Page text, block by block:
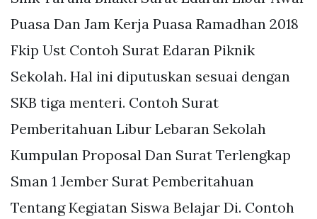
Puasa Dan Jam Kerja Puasa Ramadhan 2018
Fkip Ust Contoh Surat Edaran Piknik
Sekolah. Hal ini diputuskan sesuai dengan
SKB tiga menteri. Contoh Surat
Pemberitahuan Libur Lebaran Sekolah
Kumpulan Proposal Dan Surat Terlengkap
Sman 1 Jember Surat Pemberitahuan
Tentang Kegiatan Siswa Belajar Di. Contoh